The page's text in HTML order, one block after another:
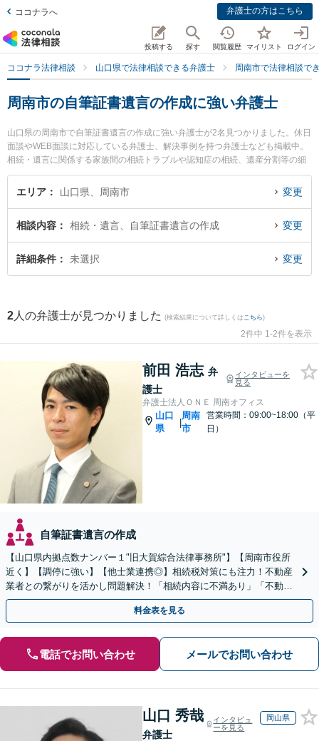
ココナラへ 弁護士の方はこちら
投稿する 探す 閲覧履歴 マイリスト ログイン
ココナラ法律相談 山口県で法律相談できる弁護士 周南市で法律相談で
周南市の自筆証書遺言の作成に強い弁護士
山口県の周南市で自筆証書遺言の作成に強い弁護士が2名見つかりました。休日
面談やWEB面談に対応している弁護士、解決事例を持つ弁護士なども掲載中。
相続・遺言に関係する家族間の相続トラブルや認知症の相続、遺産分割等の細
かな分野での絞り込み検索もでき便利です。特に弁護士法人ＯＮＥ 周南オフィ
スの前田 浩志弁護士や弁護士法人広島メープル法律事務所 周南事務所の吉村
護士に相談したい』『自筆証書遺言の作成のトラブル解決の実績豊富な近くの
弁護士を検索したい』『初回相談無料で自筆証書遺言の作成を法律相談できる
周南市内の弁護士に相談予約したい』などでお困りの相談者さんにおすすめで
エリア 山口県、周南市 変更
相談内容 相続・遺言、自筆証書遺言の作成 変更
詳細条件 未選択 変更
2 人の弁護士が見つかりました (検索結果について詳しくは こちら)
2件中 1-2件を表示
前田 浩志 弁
護士
インタビューを
見る
弁護士法人ＯＮＥ 周南オフィス
山口
県
|
周南
市
営業時間：09:00~18:00（平
日）
自筆証書遺言の作成
【山口県内拠点数ナンバー１"旧大賀綜合法律事務所"】【周南市役所
近く】【調停に強い】【他士業連携◎】相続税対策にも注力！不動産
業者との繋がりを活かし問題解決！「相続内容に不満あり」「不動産
の相続で揉めている」こんな方はご相談を！【遺言作成】
料金表を見る
電話でお問い合わせ メールでお問い合わせ
山口 秀哉
弁護士
インタビュ
ーを見る
岡山県